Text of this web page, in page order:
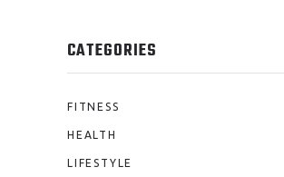
CATEGORIES
FITNESS
HEALTH
LIFESTYLE